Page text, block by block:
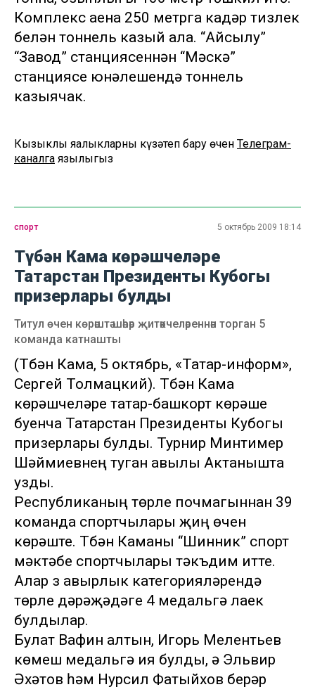
Комплекс аена 250 метрга кадәр тизлек
белән тоннель казый ала. “Айсылу”
“Завод” станциясеннән “Мәскәү”
станциясе юнәлешендә тоннель
казыячак.
Кызыклы яңалыкларны күзәтеп бару өчен Телеграм-
каналга язылыгыз
спорт 5 октябрь 2009 18:14
Түбән Кама көрәшчеләре
Татарстан Президенты Кубогы
призерлары булды
Титул өчен көрәштә шәһәр җитәкчеләреннән торган 5
команда катнашты
(Түбән Кама, 5 октябрь, «Татар-информ»,
Сергей Толмацкий). Түбән Кама
көрәшчеләре татар-башкорт көрәше
буенча Татарстан Президенты Кубогы
призерлары булды. Турнир Минтимер
Шәймиевнең туган авылы Актанышта
узды.
Республиканың төрле почмагыннан 39
команда спортчылары җиңү өчен
көрәште. Түбән Каманы “Шинник” спорт
мәктәбе спортчылары тәкъдим итте.
Алар үз авырлык категорияләрендә
төрле дәрәҗәдәге 4 медальгә лаек
булдылар.
Булат Вафин алтын, Игорь Мелентьев
көмеш медальгә ия булды, ә Эльвир
Әхәтов һәм Нурсил Фатыйхов берәр